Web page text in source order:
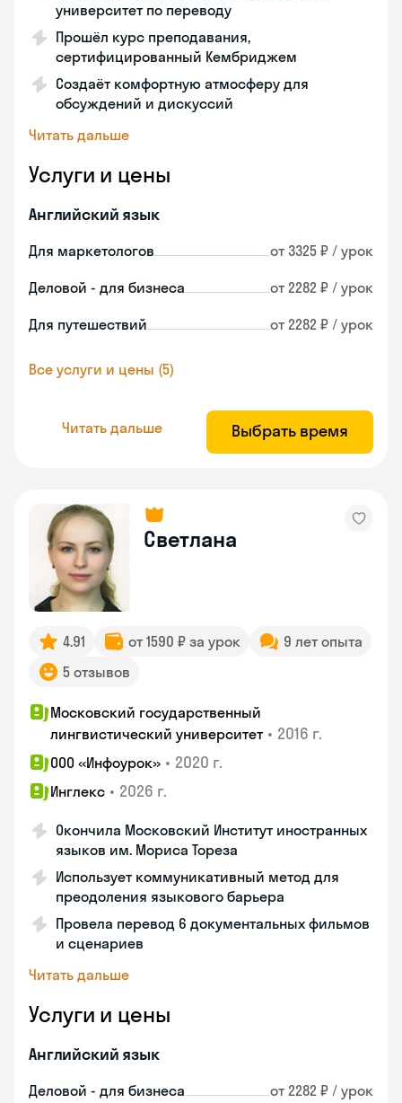
университет по переводу
Прошёл курс преподавания,
сертифицированный Кембриджем
Создаёт комфортную атмосферу для
обсуждений и дискуссий
Читать дальше
Услуги и цены
Английский язык
Для маркетологов от 3325 ₽ / урок
Деловой - для бизнеса от 2282 ₽ / урок
Для путешествий от 2282 ₽ / урок
Все услуги и цены (5)
Читать дальше Выбрать время
Светлана
4.91 от 1590 ₽ за урок
9 лет опыта
5 отзывов
Московский государственный
лингвистический университет • 2016 г.
ООО «Инфоурок» • 2020 г.
Инглекс • 2026 г.
Окончила Московский Институт иностранных
языков им. Мориса Тореза
Использует коммуникативный метод для
преодоления языкового барьера
Провела перевод 6 документальных фильмов
и сценариев
Читать дальше
Услуги и цены
Английский язык
Деловой - для бизнеса от 2282 ₽ / урок